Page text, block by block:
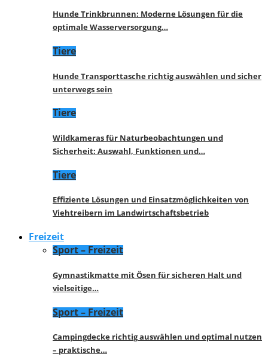
Hunde Trinkbrunnen: Moderne Lösungen für die
optimale Wasserversorgung…
Tiere
Hunde Transporttasche richtig auswählen und sicher
unterwegs sein
Tiere
Wildkameras für Naturbeobachtungen und
Sicherheit: Auswahl, Funktionen und…
Tiere
Effiziente Lösungen und Einsatzmöglichkeiten von
Viehtreibern im Landwirtschaftsbetrieb
Freizeit
Sport – Freizeit
Gymnastikmatte mit Ösen für sicheren Halt und
vielseitige…
Sport – Freizeit
Campingdecke richtig auswählen und optimal nutzen
– praktische…